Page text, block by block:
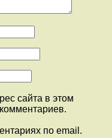
сайта в этом
по email.